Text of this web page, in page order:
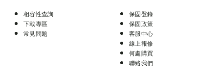
相容性查詢
下載專區
常見問題
保固登錄
保固政策
客服中心
線上報修
何處購買
聯絡我們